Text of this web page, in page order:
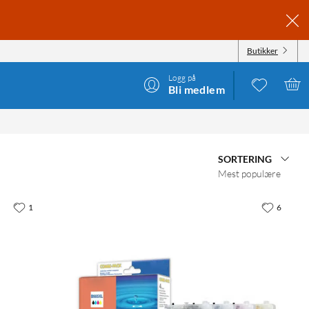
Butikker
Logg på
Bli medlem
SORTERING
Mest populære
1 6